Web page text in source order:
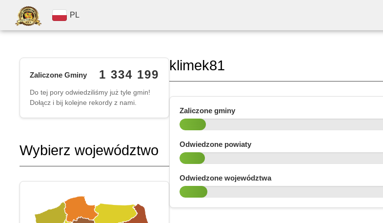
PL
Zaliczone Gminy 1 334 199
Do tej pory odwiedziliśmy już tyle gmin!
Dołącz i bij kolejne rekordy z nami.
Wybierz województwo
klimek81
Zaliczone gminy
Odwiedzone powiaty
Odwiedzone województwa